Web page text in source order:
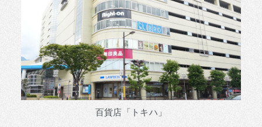
百貨店「トキハ」